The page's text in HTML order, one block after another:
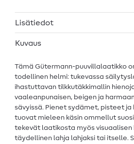
Lisätiedot
Kuvaus
Tämä Gütermann-puuvillalaatikko
todellinen helmi: tukevassa
ihastuttavan tilkkutäkkimallin
vaaleanpunaisen, beigen ja
sävyissä. Pienet sydämet, pisteet ja
tuovat mieleen käsin ommellut
tekevät laatikosta myös visuaalisen
täydellinen lahja lahjaksi tai itselle.